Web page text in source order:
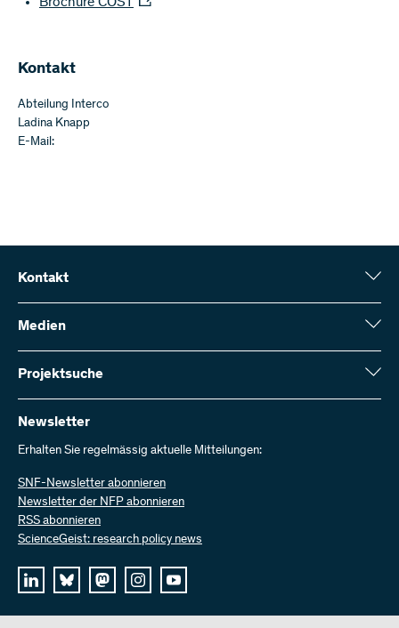
Brochure COST
Kontakt
Abteilung Interco
Ladina Knapp
E-Mail:
Kontakt
Schweizerischer Nationalfonds (SNF)
Wildhainweg 3
Kontakt aufnehmen
Rechnung senden
Bei uns arbeiten
Offene Stellen
Medien
Medienauskünfte
Jahresbericht
Projektsuche
Hier finden Sie umfangreiche Informationen zu den vom SNF
bewilligten Forschungsprojekten und Förderbeiträgen:
Projektsuche
Newsletter
Erhalten Sie regelmässig aktuelle Mitteilungen:
SNF-Newsletter abonnieren
Newsletter der NFP abonnieren
RSS abonnieren
ScienceGeist: research policy news